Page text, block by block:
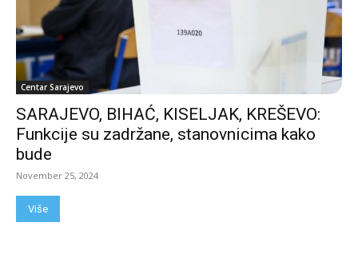
Centar Sarajevo
SARAJEVO, BIHAĆ, KISELJAK, KREŠEVO:
Funkcije su zadržane, stanovnicima kako
bude
November 25, 2024
Više